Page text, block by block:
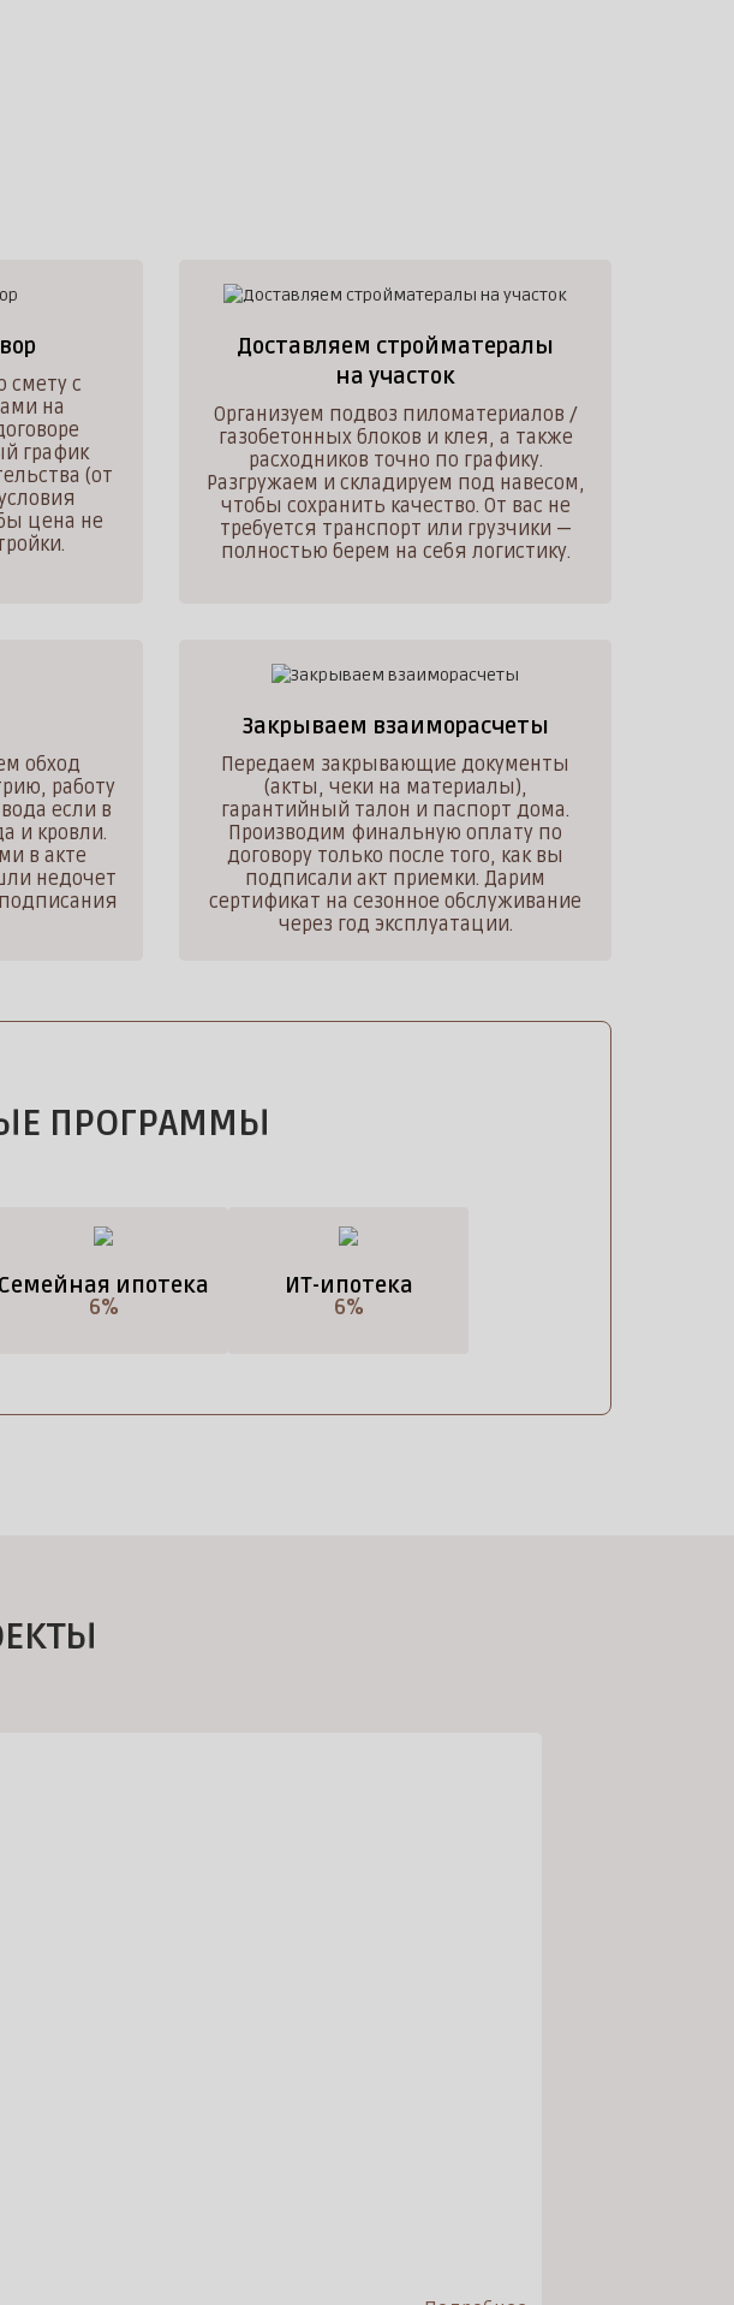
смету с
на
график
(от
цена не
Доставляем стройматералы
на участок
Организуем подвоз пиломатериалов /
газобетонных блоков и клея, а также
расходников точно по графику.
Разгружаем и складируем под навесом,
чтобы сохранить качество. От вас не
требуется транспорт или грузчики —
полностью берем на себя логистику.
обход
работу
если в
и кровли.
в акте
недочет
Закрываем взаиморасчеты
Передаем закрывающие документы
(акты, чеки на материалы),
гарантийный талон и паспорт дома.
Производим финальную оплату по
договору только после того, как вы
подписали акт приемки. Дарим
сертификат на сезонное обслуживание
через год эксплуатации.
ПРОГРАММЫ
Семейная ипотека
6%
ИТ-ипотека
6%